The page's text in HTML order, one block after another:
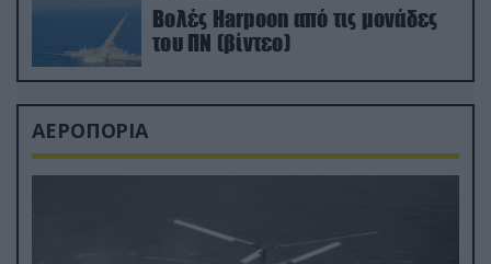
Βολές Harpoon από τις μονάδες
του ΠΝ (βίντεο)
ΑΕΡΟΠΟΡΙΑ